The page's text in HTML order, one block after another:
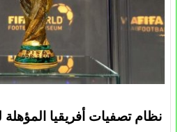
نظام تصفيات أفريقيا المؤهلة